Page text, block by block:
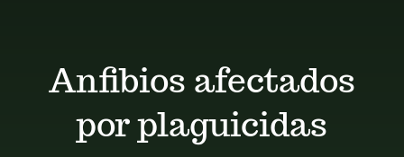
Blog
Contacto
Anfibios afectados
por plaguicidas